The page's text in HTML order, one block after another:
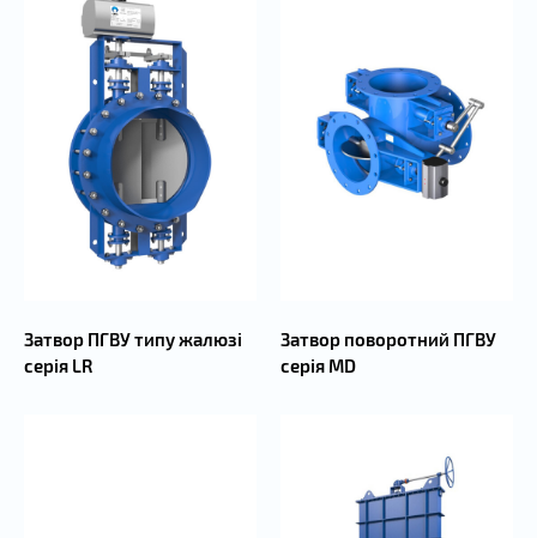
Затвор ПГВУ типу жалюзі
серія LR
Затвор поворотний ПГВУ
серія MD